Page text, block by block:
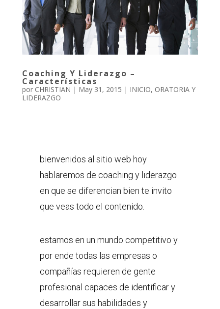
Coaching Y Liderazgo –
Características
por CHRISTIAN | May 31, 2015 | INICIO, ORATORIA Y
LIDERAZGO
bienvenidos al sitio web hoy
hablaremos de coaching y liderazgo
en que se diferencian bien te invito
que veas todo el contenido.
estamos en un mundo competitivo y
por ende todas las empresas o
compañías requieren de gente
profesional capaces de identificar y
desarrollar sus habilidades y